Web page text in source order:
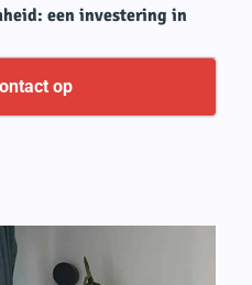
een investering in
op